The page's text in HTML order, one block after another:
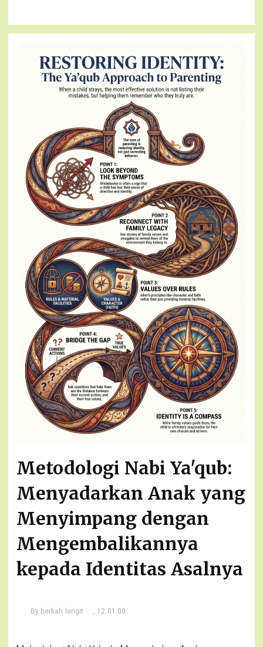
Metodologi Nabi Ya'qub:
Menyadarkan Anak yang
Menyimpang dengan
Mengembalikannya
kepada Identitas Asalnya
By berkah langit , 12.01.00